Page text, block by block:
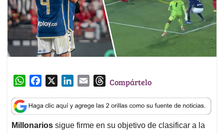
W
a
t
s
c
e
b
n
k
e
a
i
l
T
r
e
a
Compártelo
Millonarios sigue firme en su objetivo de clasificar a la